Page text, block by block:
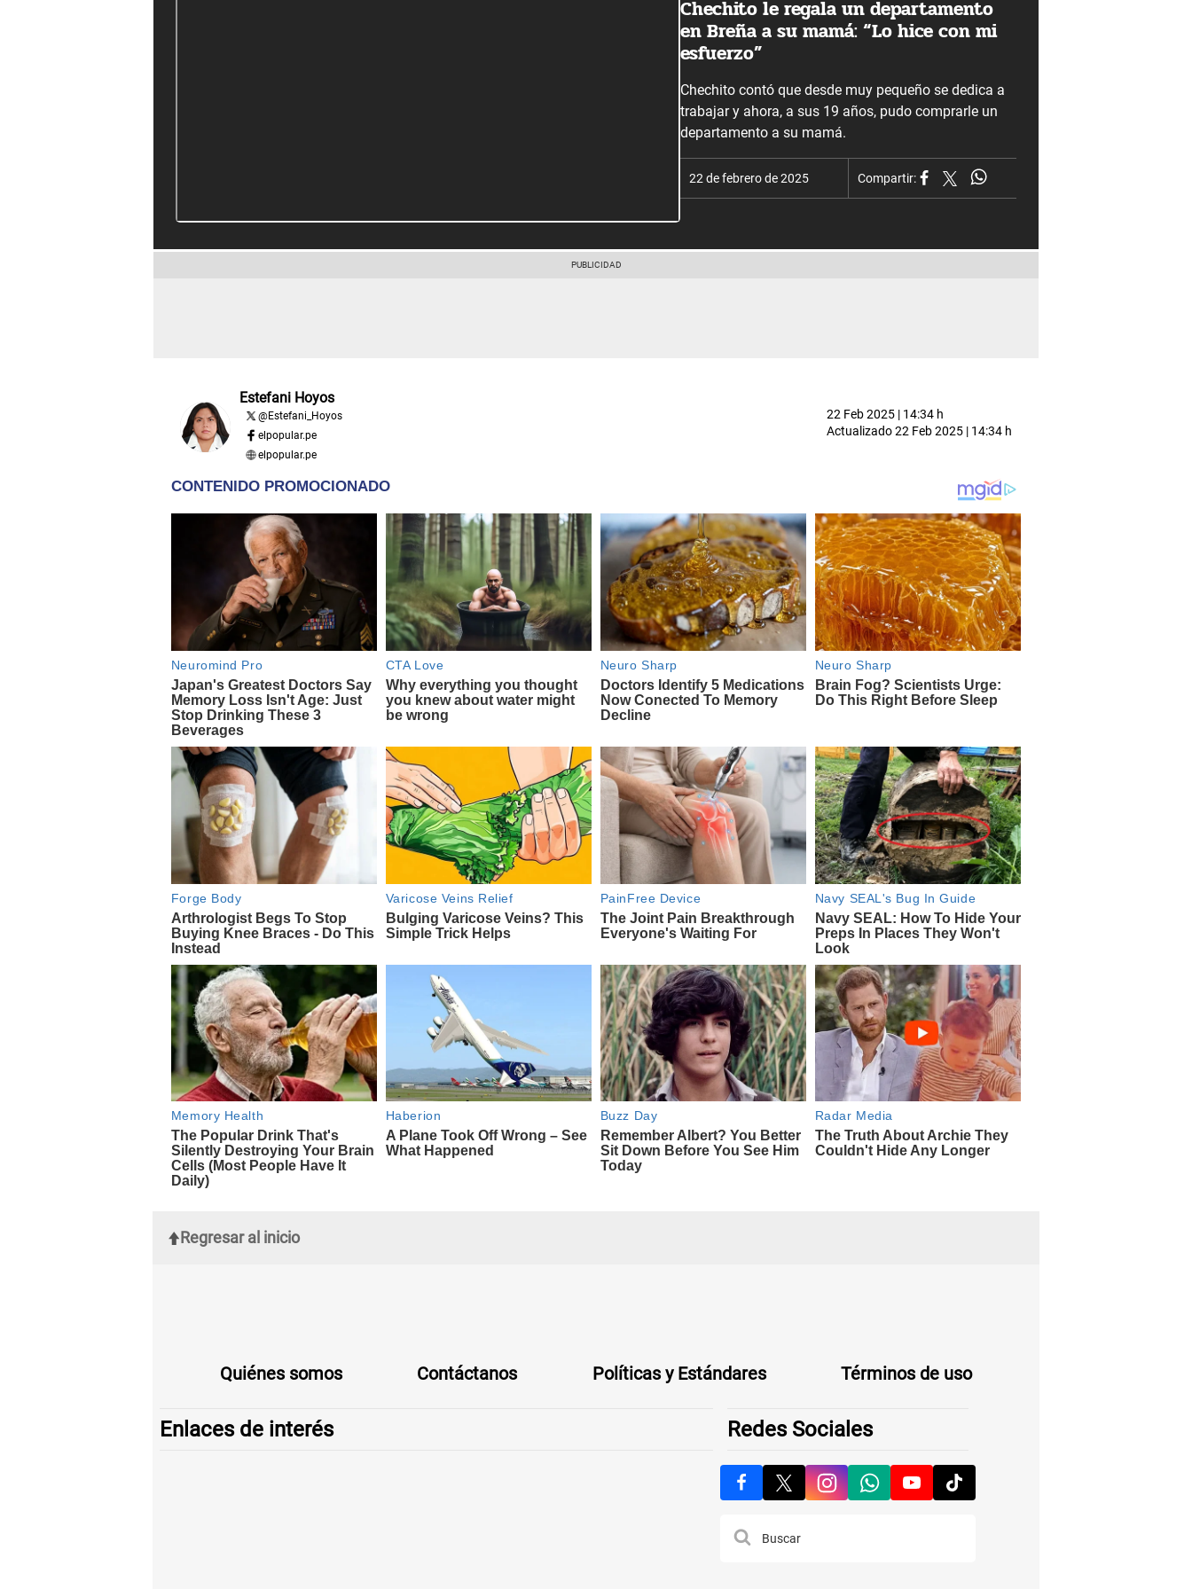
Chechito le regala un departamento
en Breña a su mamá: “Lo hice con mi
esfuerzo”
Chechito contó que desde muy pequeño se dedica a
trabajar y ahora, a sus 19 años, pudo comprarle un
departamento a su mamá.
22 de febrero de 2025 Compartir:
Estefani Hoyos
@Estefani_Hoyos
elpopular.pe
elpopular.pe
22 Feb 2025 | 14:34 h
Actualizado22 Feb 2025 | 14:34 h
Regresar al inicio
Quiénes somos Contáctanos Políticas y Estándares Términos de uso
Enlaces de interés Redes Sociales